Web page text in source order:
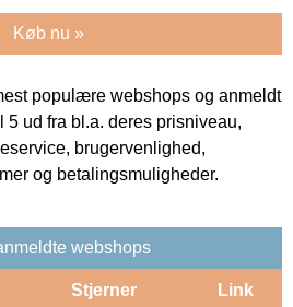
Køb nu »
populære webshops og anmeldt
5 ud fra bl.a. deres prisniveau,
brugervenlighed,
og betalingsmuligheder.
webshops
Stjerner Link